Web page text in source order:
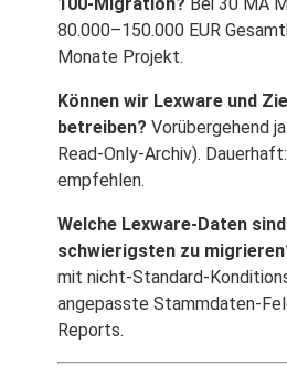
80.000–150.000 EUR
Monate Projekt.
Können wir Lexware und
betreiben? Vorübergehend
Read-Only-Archiv).
empfehlen.
Welche Lexware-Daten
schwierigsten zu
mit nicht-Standard-
angepasste Stammdaten-
Reports.